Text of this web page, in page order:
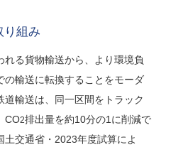
り組み
れる貨物輸送から、より環境負
の輸送に転換することをモーダ
道輸送は、同一区間をトラック
CO2排出量を約10分の1に削減で
土交通省・2023年度試算によ